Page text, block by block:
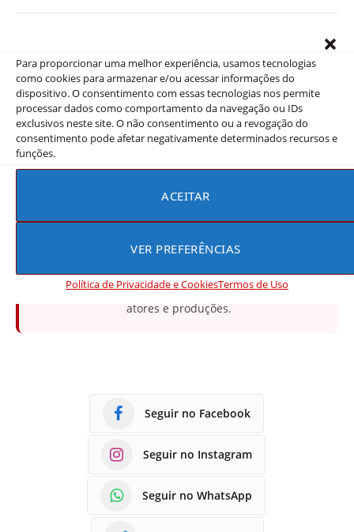
Para proporcionar uma melhor experiência, usamos tecnologias
como cookies para armazenar e/ou acessar informações do
dispositivo. O consentimento com essas tecnologias nos permite
processar dados como comportamento da navegação ou IDs
exclusivos neste site. O não consentimento ou a revogação do
consentimento pode afetar negativamente determinados recursos e
funções.
ACEITAR
VER PREFERÊNCIAS
Política de Privacidade e CookiesTermos de Uso
ENTRE EM CONTATO
notícias, resenhas e opiniões sobre doramas e séries
direitos autorais. Nossas informações são apuradas
a partir de fontes públicas comoTMDB, canais
oficiais das emissoras e redes sociais dos próprios
atores e produções.
Seguir no Facebook
Seguir no Instagram
Seguir no WhatsApp